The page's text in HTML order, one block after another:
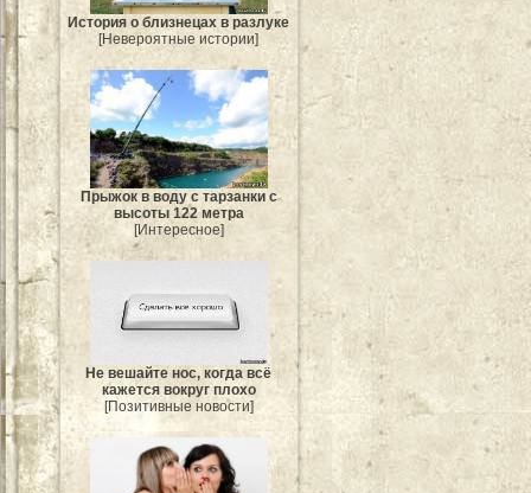
История о близнецах в разлуке
[Невероятные истории]
Прыжок в воду с тарзанки с
высоты 122 метра
[Интересное]
Не вешайте нос, когда всё
кажется вокруг плохо
[Позитивные новости]